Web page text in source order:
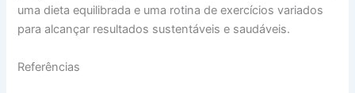
uma dieta equilibrada e uma rotina de exercícios variados
para alcançar resultados sustentáveis e saudáveis.
Referências